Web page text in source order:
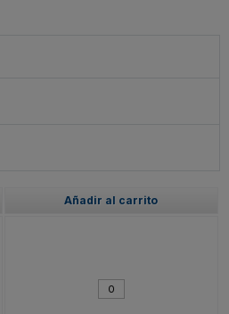
Añadir al carrito